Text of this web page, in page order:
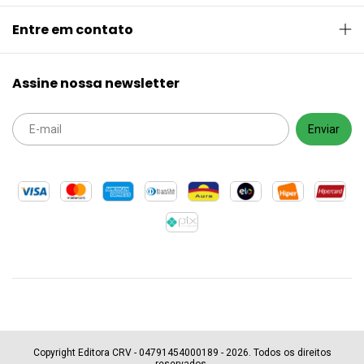
Entre em contato
Assine nossa newsletter
Copyright Editora CRV - 04791454000189 - 2026. Todos os direitos